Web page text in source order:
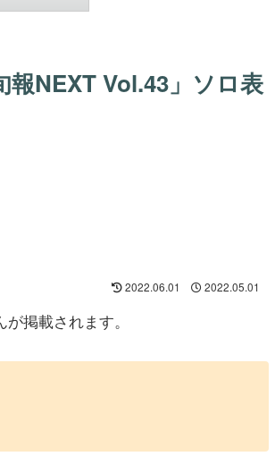
報NEXT Vol.43」ソロ表
2022.06.01 2022.05.01
掲載されます。